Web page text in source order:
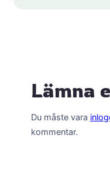
Lämna
Du måste vara
kommentar.